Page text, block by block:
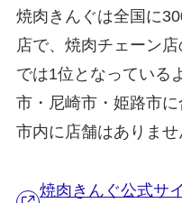
焼肉きんぐは全国に
店で、焼肉チェーン
では1位となっている
市・尼崎市・姫路市
市内に店舗はありませ
焼肉きんぐ公式